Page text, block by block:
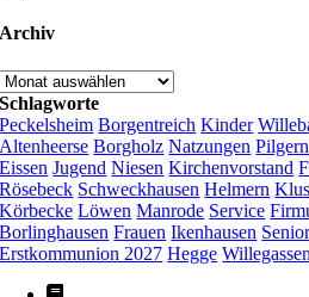
Archiv
Schlagworte
Peckelsheim Borgentreich Kinder
Altenheerse Borgholz Natzungen Pilgern
Eissen Jugend Niesen Kirchenvorstand
Rösebeck Schweckhausen Helmern
Körbecke Löwen Manrode Service
Borlinghausen Frauen Ikenhausen
Erstkommunion 2027 Hegge Willegassen